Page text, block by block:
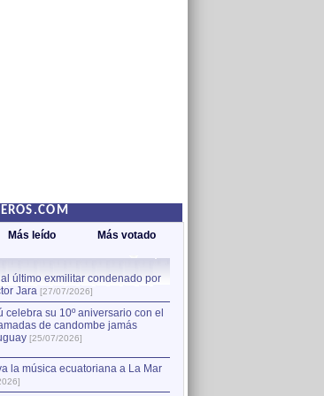
Más leído Más votado
último exmilitar condenado por
Jara [27/07/2026]
celebra su 10º aniversario con el
de candombe jamás
[25/07/2026]
la música ecuatoriana a La Mar